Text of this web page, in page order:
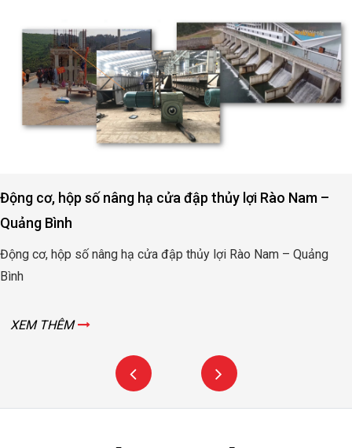
Động cơ, hộp số nâng hạ cửa đập thủy lợi Rào Nam –
Quảng Bình
Động cơ, hộp số nâng hạ cửa đập thủy lợi Rào Nam – Quảng
Bình
XEM THÊM